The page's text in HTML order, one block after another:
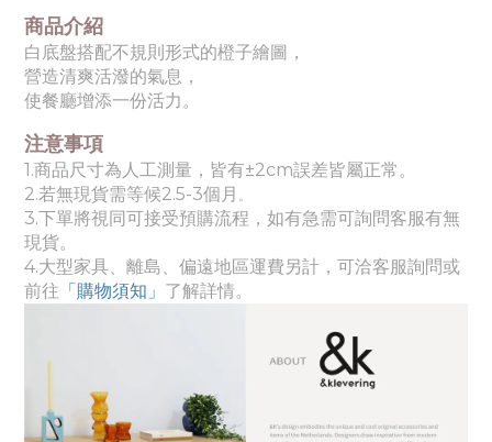
商品介紹
白底盤搭配不規則形式的橙子繪圖，
營造清爽活潑的氣息，
使餐廳增添一份活力。
注意事項
1.商品尺寸為人工測量，皆有±2cm誤差皆屬正常。
2.若無現貨需等候2.5-3個月 。
3.下單將視同可接受預購流程，如有急需可詢問客服有無
現貨。
4.大型家具、離島、偏遠地區運費另計，可洽客服詢問或
前往 「購物須知」 了解詳情。